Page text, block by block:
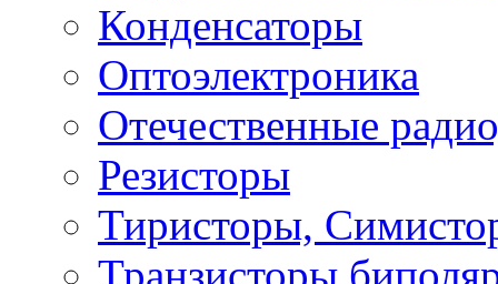
Конденсаторы
Оптоэлектроника
Отечественные
Резисторы
Тиристоры,